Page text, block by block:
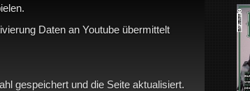
Daten an Youtube übermittelt
gespeichert und die Seite aktualisiert.